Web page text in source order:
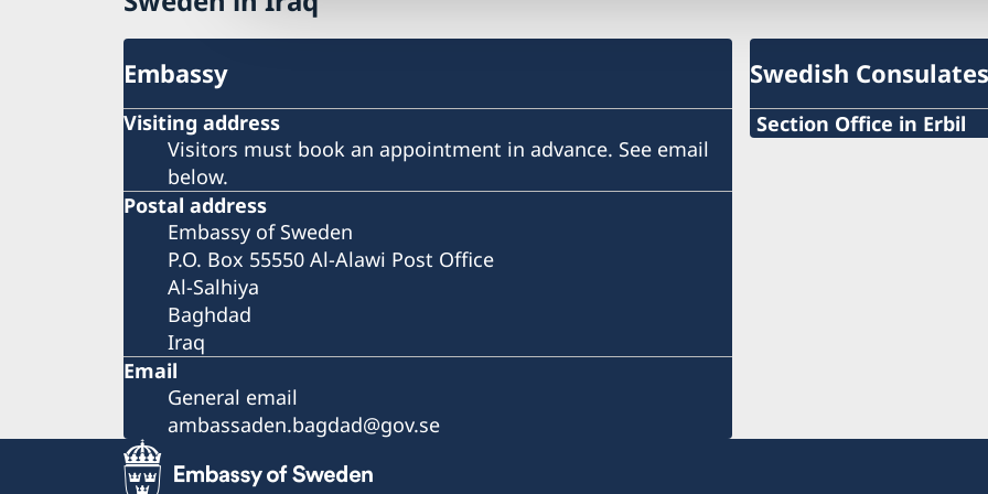
Embassy
Visiting address
Visitors must book an appointment in advance. See email
below.
Postal address
Embassy of Sweden
P.O. Box 55550 Al-Alawi Post Office
Al-Salhiya
Baghdad
Iraq
Email
General email
ambassaden.bagdad@gov.se
Swedish Consulates
Section Office in Erbil